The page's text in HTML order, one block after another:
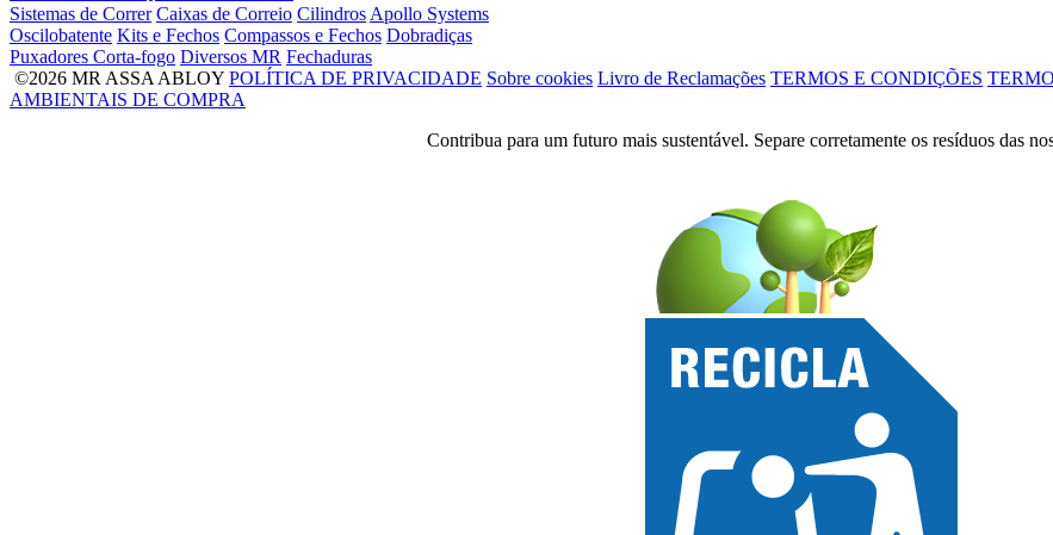
Sistemas de Correr Caixas de Correio Cilindros Apollo Systems
Oscilobatente Kits e Fechos Compassos e Fechos Dobradiças
Puxadores Corta-fogo Diversos MR Fechaduras
©2026 MR ASSA ABLOY POLÍTICA DE PRIVACIDADE Sobre cookies Livro de Reclamações TERMOS E CONDIÇÕES
AMBIENTAIS DE COMPRA
Contribua para um futuro mais sustentável. Separe corretamente os resíduos das